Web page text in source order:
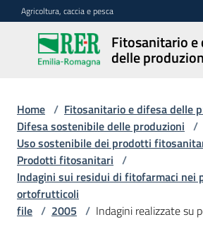
Vai al contenuto
Vai alla navigazione
Vai al footer
Agricoltura, caccia e pesca
Fitosanitario e
delle
Fitosanitario
e difesa
produzioni
Avversità
delle
piante
Home / Fitosanitario e difesa delle
Difesa sostenibile delle produzioni /
Uso sostenibile dei prodotti
Prodotti fitosanitari /
Indagini sui residui di fitofarmaci nei
ortofrutticoli
file / 2005 / Indagini realizzate su